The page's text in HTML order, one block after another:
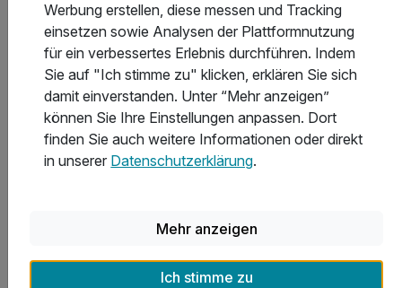
Einige Hotels bieten dir besondere Extras wie Romantische
Abende mit Candle-Light-Dinner, entspannende Spa-
Behandlungen oder Eintrittskarten in eine Therme, einen
Freizeitpark oder einen Zoo der Region. Auch
Wanderkarten bekommst du an der Rezeption. Ebenfalls
beliebt sind attraktive Vorteile wie beispielsweise die
Füssen Card, mit der du viele Angebote der Region
Die besten Orte für einen
Kurzurlaub in Bayern
Werbung erstellen, diese messen und Tracking
einsetzen sowie Analysen der Plattformnutzung
für ein verbessertes Erlebnis durchführen. Indem
Sie auf "Ich stimme zu" klicken, erklären Sie sich
damit einverstanden. Unter “Mehr anzeigen”
können Sie Ihre Einstellungen anpassen. Dort
finden Sie auch weitere Informationen oder direkt
in unserer Datenschutzerklärung.
Mehr anzeigen
Ich stimme zu